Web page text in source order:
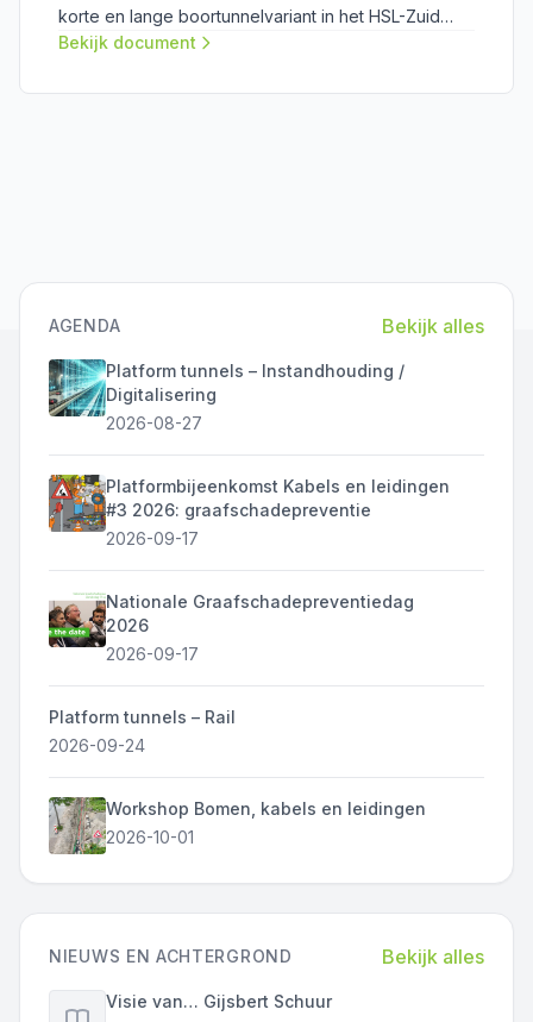
korte en lange boortunnelvariant in het HSL-Zuid
tracé onder het Groene Hart. Het document is het
milieu aspecten gemaakt die van invloed zijn op het
Bekijk document
AGENDA Bekijk alles
Platform tunnels – Instandhouding /
Digitalisering
2026-08-27
Platformbijeenkomst Kabels en leidingen
#3 2026: graafschadepreventie
2026-09-17
Nationale Graafschadepreventiedag
2026
2026-09-17
Platform tunnels – Rail
2026-09-24
Workshop Bomen, kabels en leidingen
2026-10-01
NIEUWS EN ACHTERGROND Bekijk alles
Visie van… Gijsbert Schuur